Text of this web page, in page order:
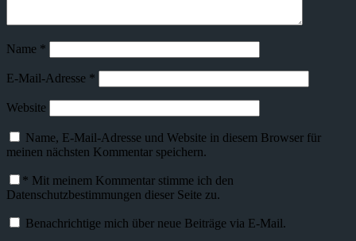
Name *
E-Mail-Adresse *
Website
Name, E-Mail-Adresse und Website in diesem Browser für
meinen nächsten Kommentar speichern.
* Mit meinem Kommentar stimme ich den
Datenschutzbestimmungen dieser Seite zu.
Benachrichtige mich über neue Beiträge via E-Mail.